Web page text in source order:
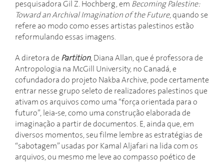
pesquisadora Gil Z. Hochberg, em Becoming Palestine:
Toward an Archival Imagination of the Future, quando se
refere ao modo como esses artistas palestinos estão
reformulando essas imagens.
A diretora de Partition, Diana Allan, que é professora de
Antropologia na McGill University, no Canadá, e
cofundadora do projeto Nakba Archive, pode certamente
entrar nesse grupo seleto de realizadores palestinos que
ativam os arquivos como uma “força orientada para o
futuro”, leia-se, como uma construção elaborada de
imaginação a partir de documentos. E, ainda que, em
diversos momentos, seu filme lembre as estratégias de
“sabotagem” usadas por Kamal Aljafari na lida com os
arquivos, ou mesmo me leve ao compasso poético de